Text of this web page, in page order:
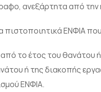
ανεξάρτητα από
ΕΝΦΙΑ που
το έτος του θανάτου
ή της διακοπής
ΕΝΦΙΑ.